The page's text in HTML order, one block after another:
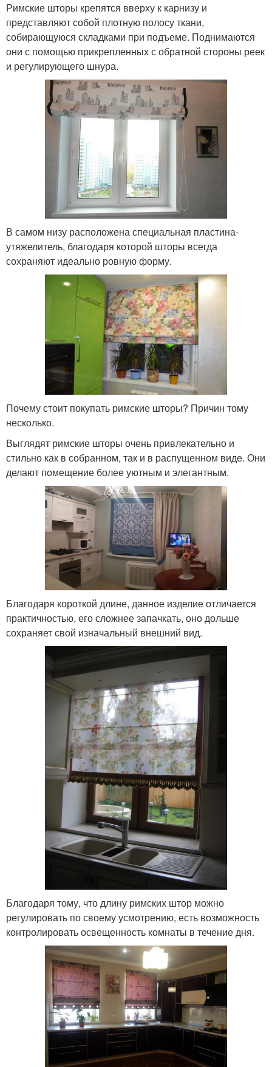
Римские шторы крепятся вверху к карнизу и
представляют собой плотную полосу ткани,
собирающуюся складками при подъеме. Поднимаются
они с помощью прикрепленных с обратной стороны реек
и регулирующего шнура.
В самом низу расположена специальная пластина-
утяжелитель, благодаря которой шторы всегда
сохраняют идеально ровную форму.
Почему стоит покупать римские шторы? Причин тому
несколько.
Выглядят римские шторы очень привлекательно и
стильно как в собранном, так и в распущенном виде. Они
делают помещение более уютным и элегантным.
Благодаря короткой длине, данное изделие отличается
практичностью, его сложнее запачкать, оно дольше
сохраняет свой изначальный внешний вид.
Благодаря тому, что длину римских штор можно
регулировать по своему усмотрению, есть возможность
контролировать освещенность комнаты в течение дня.